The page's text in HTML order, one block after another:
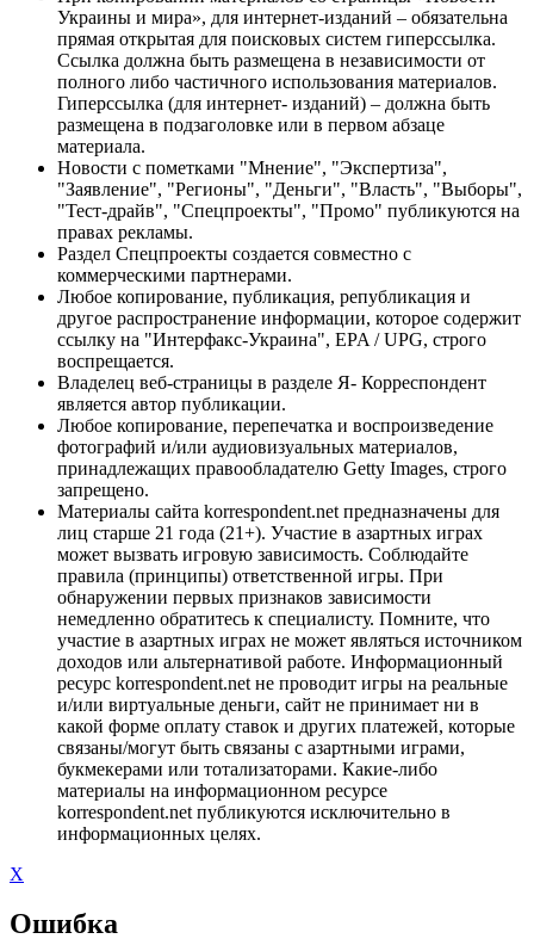
Украины и мира», для интернет-изданий – обязательна
прямая открытая для поисковых систем гиперссылка.
Ссылка должна быть размещена в независимости от
полного либо частичного использования материалов.
Гиперссылка (для интернет- изданий) – должна быть
размещена в подзаголовке или в первом абзаце
материала.
Новости с пометками "Мнение", "Экспертиза",
"Заявление", "Регионы", "Деньги", "Власть", "Выборы",
"Тест-драйв", "Спецпроекты", "Промо" публикуются на
правах рекламы.
Раздел Спецпроекты создается совместно с
коммерческими партнерами.
Любое копирование, публикация, републикация и
другое распространение информации, которое содержит
ссылку на "Интерфакс-Украина", EPA / UPG, строго
воспрещается.
Владелец веб-страницы в разделе Я- Корреспондент
является автор публикации.
Любое копирование, перепечатка и воспроизведение
фотографий и/или аудиовизуальных материалов,
принадлежащих правообладателю Getty Images, строго
запрещено.
Материалы сайта korrespondent.net предназначены для
лиц старше 21 года (21+). Участие в азартных играх
может вызвать игровую зависимость. Соблюдайте
правила (принципы) ответственной игры. При
обнаружении первых признаков зависимости
немедленно обратитесь к специалисту. Помните, что
участие в азартных играх не может являться источником
доходов или альтернативой работе. Информационный
ресурс korrespondent.net не проводит игры на реальные
и/или виртуальные деньги, сайт не принимает ни в
какой форме оплату ставок и других платежей, которые
связаны/могут быть связаны с азартными играми,
букмекерами или тотализаторами. Какие-либо
материалы на информационном ресурсе
korrespondent.net публикуются исключительно в
информационных целях.
X
Ошибка